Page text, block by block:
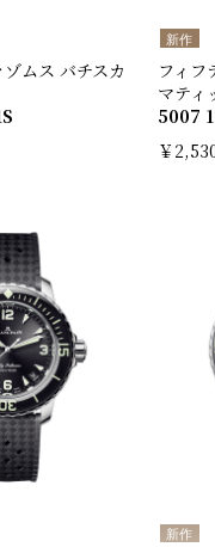
ムス バチスカ
新作
フィフ
マティ
5007
￥
新作